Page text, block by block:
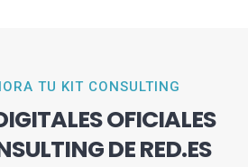
TU KIT CONSULTING
OFICIALES
DE RED.ES